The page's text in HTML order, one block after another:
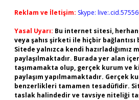
Reklam ve İletişim: Skype:
Yasal Uyarı: Bu internet sitesi,
veya şahıs şirketi ile hiçbir
Sitede yalnızca kendi hazırladığımız
paylaşılmaktadır. Burada yer alan
taşımamakta olup, gerçek kurum ve
paylaşım yapılmamaktadır. Gerçek
benzerlikleri tamamen tesadüfidir.
taslak halindedir ve tavsiye niteliği